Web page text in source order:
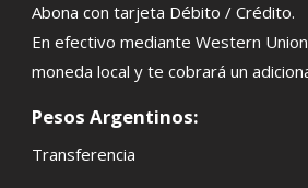
Abona con tarjeta Débito / Crédito.
En efectivo mediante Western
moneda local y te cobrará un
Pesos Argentinos:
Transferencia